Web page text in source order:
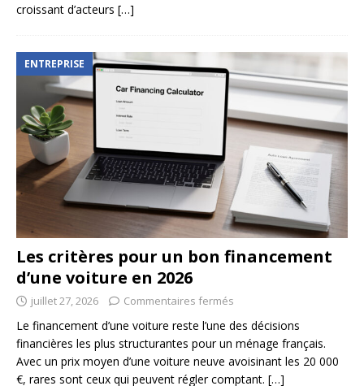
croissant d’acteurs […]
ENTREPRISE
Les critères pour un bon financement
d’une voiture en 2026
juillet 27, 2026 Commentaires fermés
Le financement d’une voiture reste l’une des décisions
financières les plus structurantes pour un ménage français.
Avec un prix moyen d’une voiture neuve avoisinant les 20 000
€, rares sont ceux qui peuvent régler comptant. […]